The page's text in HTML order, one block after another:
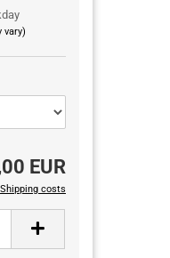
vary)
EUR
Shipping costs